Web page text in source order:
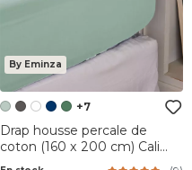
By Eminza
+7
Drap housse percale de
coton (160 x 200 cm) Cali